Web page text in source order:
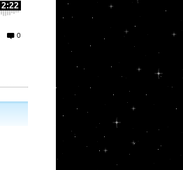
2:22
0